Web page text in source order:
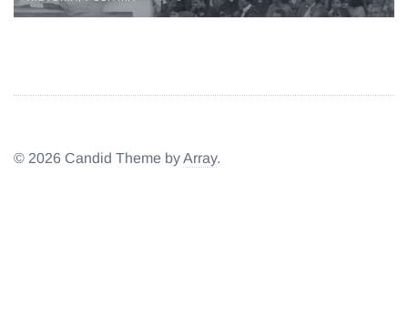
© 2026 Candid Theme byArray.